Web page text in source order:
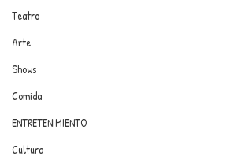
PARA MÁS INFORMACIÓN:
dinamicaseltrendytop@gmail.com
Teatro
Arte
Shows
Comida
ENTRETENIMIENTO
Cultura